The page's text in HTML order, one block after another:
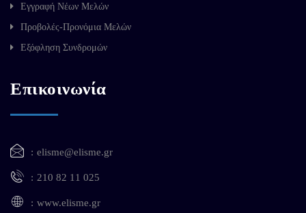
Εγγραφή Νέων Μελών
Προβολές-Προνόμια Μελών
Εξόφληση Συνδρομών
Επικοινωνία
elisme@elisme.gr
210 82 11 025
www.elisme.gr